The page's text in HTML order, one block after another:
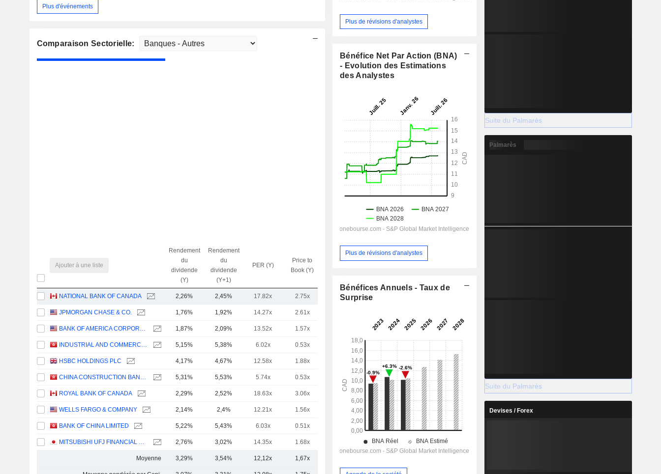
Plus d'événements
Comparaison Sectorielle:
Ajouter à une liste
Rendement
du
dividende
(Y)
Rendement
du
dividende
(Y+1)
PER (Y)
Price to
Book (Y)
NATIONAL BANK OF CANADA 2,26% 2,45% 17.82x 2.75x -
JPMORGAN CHASE & CO. 1,76% 1,92% 14.27x 2.61x
BANK OF AMERICA CORPORATION 1,87% 2,09% 13.52x 1.57x
INDUSTRIAL AND COMMERCIAL BANK OF CHINA LIMITED 5,15% 5,38% 6.02x 0.53x
HSBC HOLDINGS PLC 4,17% 4,67% 12.58x 1.88x
CHINA CONSTRUCTION BANK CORPORATION 5,31% 5,53% 5.74x 0.53x
ROYAL BANK OF CANADA 2,29% 2,52% 18.63x 3.06x -
WELLS FARGO & COMPANY 2,14% 2,4% 12.21x 1.56x
BANK OF CHINA LIMITED 5,22% 5,43% 6.03x 0.51x
MITSUBISHI UFJ FINANCIAL GROUP, INC. 2,76% 3,02% 14.35x 1.68x
Moyenne 3,29% 3,54% 12,12x 1,67x
Plus de révisions d'analystes
Bénéfice Net Par Action (BNA)
- Evolution des Estimations
des Analystes
Plus de révisions d'analystes
Bénéfices Annuels - Taux de
Surprise
Suite du Palmarès
Palmarès
Suite du Palmarès
Devises / Forex